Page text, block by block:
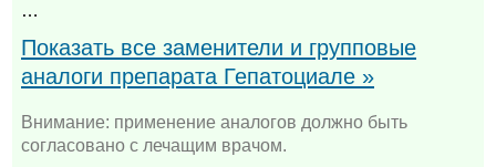
…
Показать все заменители и групповые
аналоги препарата Гепатоциале »
Внимание: применение аналогов должно быть
согласовано с лечащим врачом.